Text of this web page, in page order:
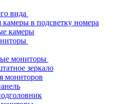
вида
в подсветку номера
камеры
мониторы
зеркало
мониторов